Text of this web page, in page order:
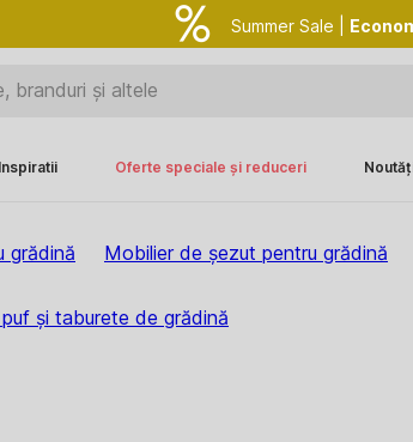
Summer Sale |
Inspiratii Oferte speciale și reduceri
grădină Mobilier de șezut pentru grădină
și taburete de grădină